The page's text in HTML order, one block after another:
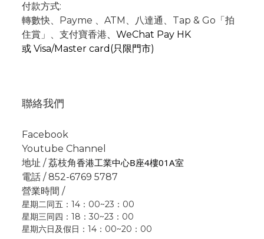
付款方式:
轉數快、Payme 、 ATM 、
八達通、Tap & Go「拍
住賞」 、支付寶香港、 WeChat Pay HK
或 Visa/Master card(只限門市)
聯絡我們
Facebook
Youtube Channel
地址 / 荔枝角香港工業中心B座4樓01A室
電話 / 852-6769 5787
營業時間 /
星期二同五：14：00~23：00
星期三同四：18：30~23：00
星期六日及假日：14：00~20：00